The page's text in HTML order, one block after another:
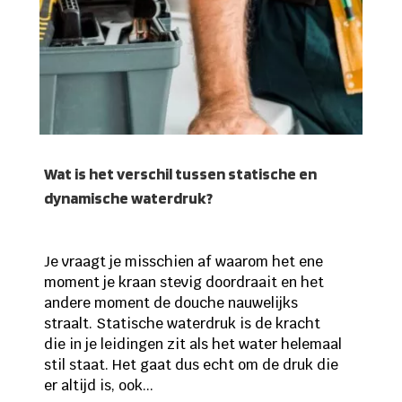
Wat is het verschil tussen statische en
dynamische waterdruk?
Je vraagt je misschien af waarom het ene
moment je kraan stevig doordraait en het
andere moment de douche nauwelijks
straalt. Statische waterdruk is de kracht
die in je leidingen zit als het water helemaal
stil staat. Het gaat dus echt om de druk die
er altijd is, ook...